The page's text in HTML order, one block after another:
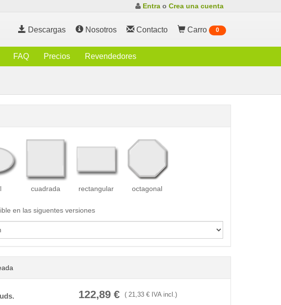
Entra o Crea una cuenta
Descargas Nosotros Contacto Carro 0
FAQ Precios Revendedores
cuadrada rectangular octagonal
en las siguentes versiones
122,89€ ( 21,33€ IVA incl.)
< /picture>